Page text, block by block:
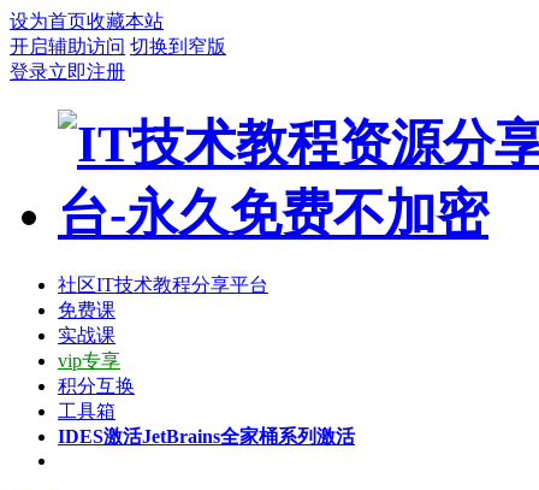
设为首页收藏本站
开启辅助访问 切换到窄版
登录立即注册
社区IT技术教程分享平台
免费课
实战课
vip专享
积分互换
工具箱
IDES激活JetBrains全家桶系列激活